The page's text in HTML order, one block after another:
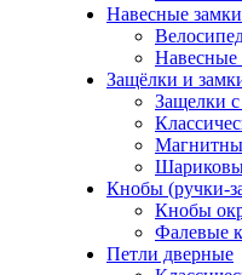
Навесные замки
Навесные
Защёлки и
Защелки
Кнобы (ручки-
Кнобы
Фалевые
Петли дверные